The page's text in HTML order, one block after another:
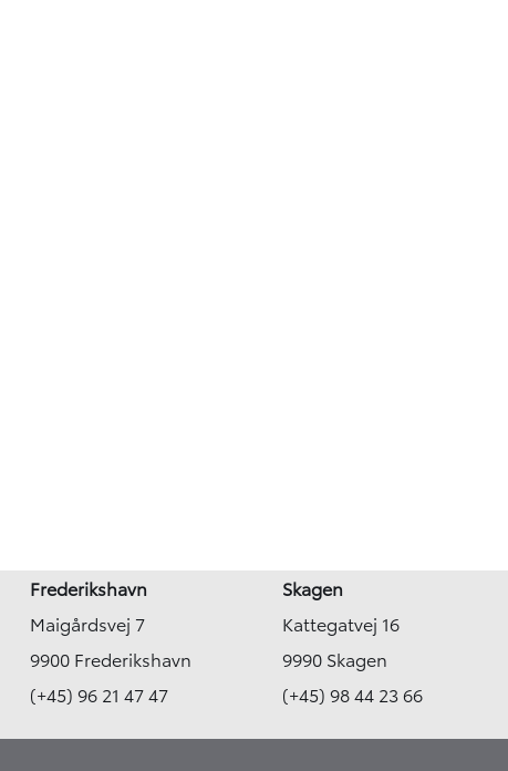
Frederikshavn
Maigårdsvej 7
9900 Frederikshavn
(+45) 96 21 47 47
Skagen
Kattegatvej 16
9990 Skagen
(+45) 98 44 23 66